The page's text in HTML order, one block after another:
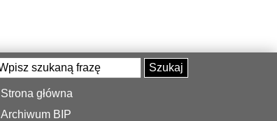
Szukaj
Strona główna
Archiwum BIP